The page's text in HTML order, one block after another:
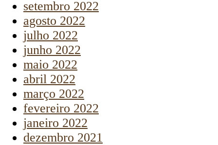
setembro 2022
agosto 2022
julho 2022
junho 2022
maio 2022
abril 2022
março 2022
fevereiro 2022
janeiro 2022
dezembro 2021